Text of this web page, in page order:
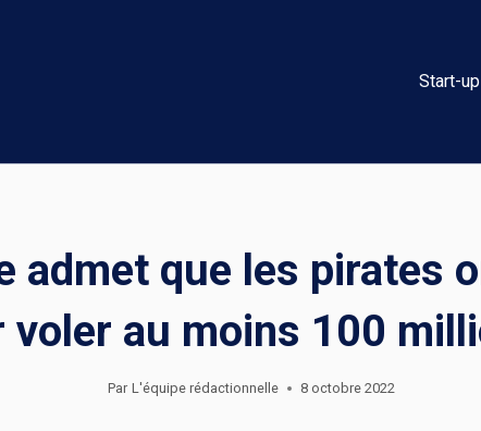
Start-up
admet que les pirates
voler au moins 100
Par L'équipe rédactionnelle 8 octobre 2022